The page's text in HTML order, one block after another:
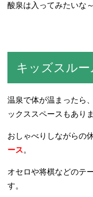
酸泉は入ってみたいな～
キッズスル
温泉で体が温まったら
ックススペースもあり
おしゃべりしながらの
ース。
オセロや将棋などのテ
す。